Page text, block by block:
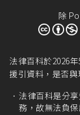
除
法律百科於2026
援引資料，是否與
法律百科是分
務，故無法負保